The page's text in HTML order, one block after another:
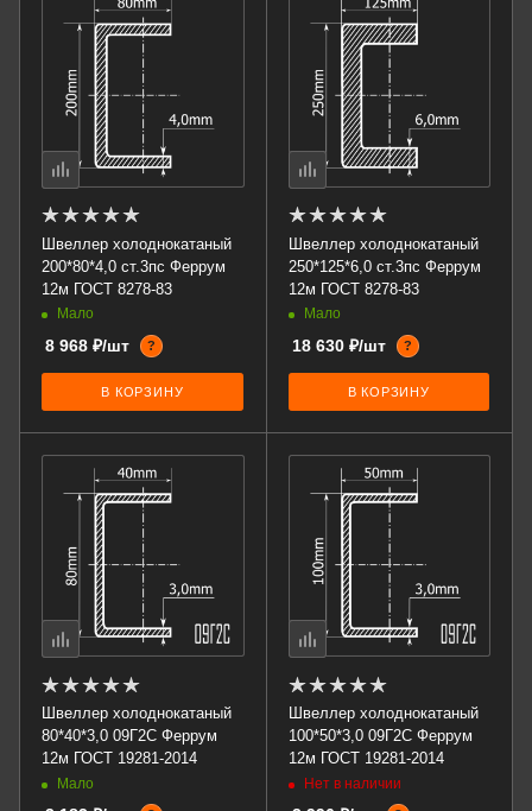
Швеллер холоднокатаный
200*80*4,0 ст.3пс Феррум
12м ГОСТ 8278-83
Мало
8 968 ₽/шт ?
В КОРЗИНУ
Швеллер холоднокатаный
250*125*6,0 ст.3пс Феррум
12м ГОСТ 8278-83
Мало
18 630 ₽/шт ?
В КОРЗИНУ
Швеллер холоднокатаный
80*40*3,0 09Г2С Феррум
12м ГОСТ 19281-2014
Мало
Швеллер холоднокатаный
100*50*3,0 09Г2С Феррум
12м ГОСТ 19281-2014
Нет в наличии